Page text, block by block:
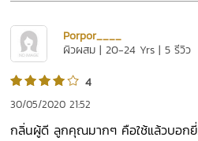
Porpor____
ผิวผสม | 20-24 Yrs | 5 รีวิว
4
30/05/2020 21:52
กลิ่นผู้ดี ลูกคุณมากๆ คือใช้แล้วบอกยี่